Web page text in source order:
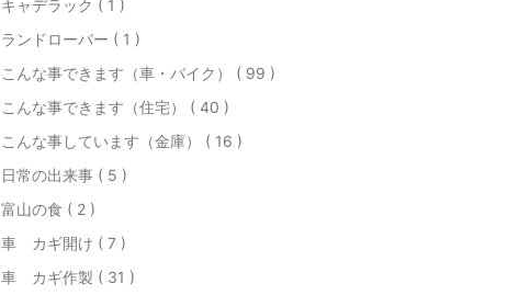
キャデラック ( 1 )
ランドローバー ( 1 )
こんな事できます（車・バイク） ( 99 )
こんな事できます（住宅） ( 40 )
こんな事しています（金庫） ( 16 )
日常の出来事 ( 5 )
富山の食 ( 2 )
車 カギ開け ( 7 )
車 カギ作製 ( 31 )